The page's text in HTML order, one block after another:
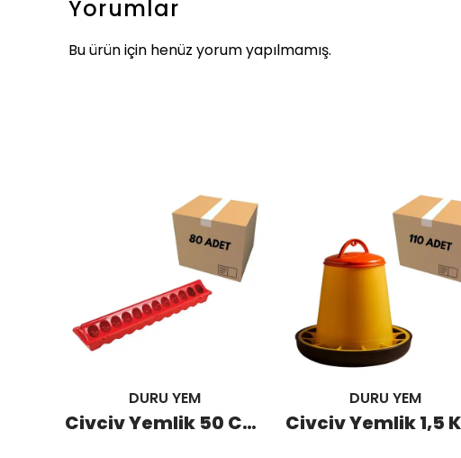
Yorumlar
Bu ürün için henüz yorum yapılmamış.
DURU YEM
Civciv Yemlik 50 CM (80 Adet)
DURU YEM